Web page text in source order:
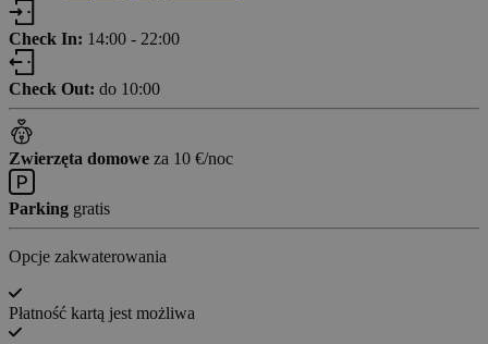
Check In: 14:00 - 22:00
Check Out: do 10:00
Zwierzęta domowe za 10 €/noc
Parking gratis
Opcje zakwaterowania
Płatność kartą jest możliwa